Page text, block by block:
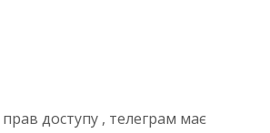
доступу , телеграм має